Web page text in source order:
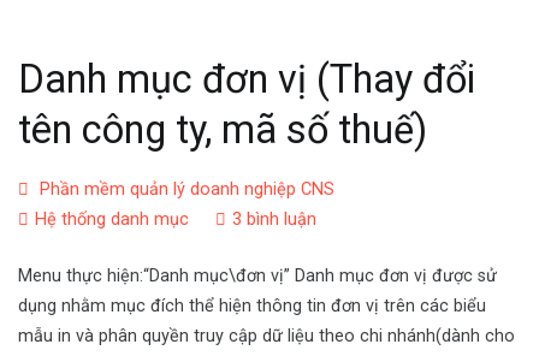
Danh mục đơn vị (Thay đổi
tên công ty, mã số thuế)
Phần mềm quản lý doanh nghiệp CNS
Hệ thống danh mục
3 bình luận
Menu thực hiện:“Danh mục\đơn vị” Danh mục đơn vị được sử
dụng nhằm mục đích thể hiện thông tin đơn vị trên các biểu
mẫu in và phân quyền truy cập dữ liệu theo chi nhánh(dành cho